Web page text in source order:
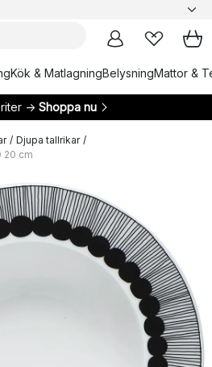
Kök & MatlagningBelysningMattor &
→ Shoppa nu
/ Djupa tallrikar /
20 cm